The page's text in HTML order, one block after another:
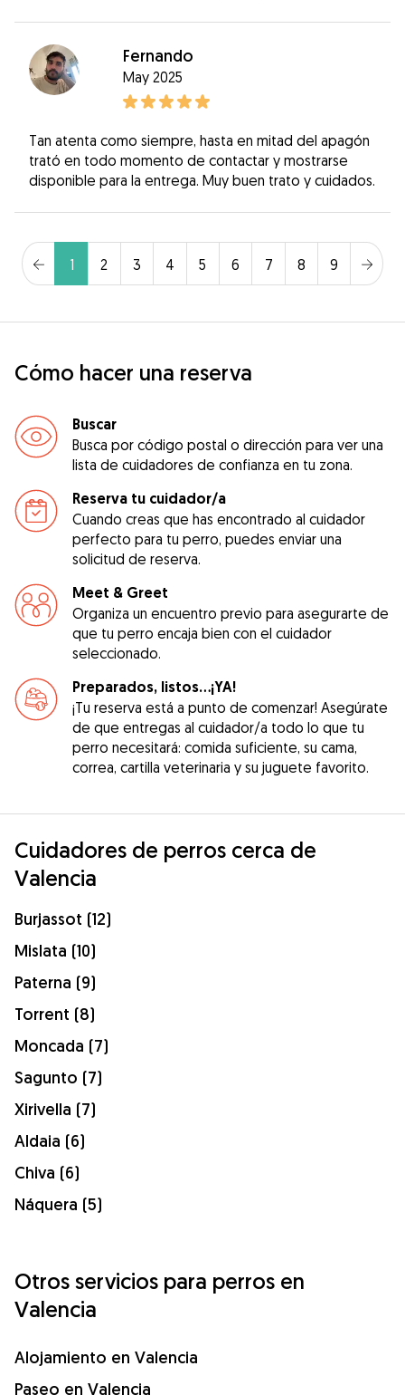
Fernando
May 2025
Tan atenta como siempre, hasta en mitad del apagón
trató en todo momento de contactar y mostrarse
disponible para la entrega. Muy buen trato y cuidados.
1 2 3 4 5 6 7 8 9
Cómo hacer una reserva
Buscar
Busca por código postal o dirección para ver una
lista de cuidadores de confianza en tu zona.
Reserva tu cuidador/a
Cuando creas que has encontrado al cuidador
perfecto para tu perro, puedes enviar una
solicitud de reserva.
Meet & Greet
Organiza un encuentro previo para asegurarte de
que tu perro encaja bien con el cuidador
seleccionado.
Preparados, listos...¡YA!
¡Tu reserva está a punto de comenzar! Asegúrate
de que entregas al cuidador/a todo lo que tu
perro necesitará: comida suficiente, su cama,
correa, cartilla veterinaria y su juguete favorito.
Cuidadores de perros cerca de
Valencia
Burjassot (12)
Mislata (10)
Paterna (9)
Torrent (8)
Moncada (7)
Sagunto (7)
Xirivella (7)
Aldaia (6)
Chiva (6)
Náquera (5)
Otros servicios para perros en
Valencia
Alojamiento en Valencia
Paseo en Valencia